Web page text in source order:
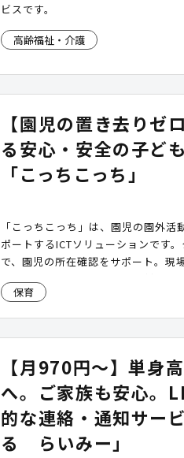
ビスです。
高齢福祉・介護
【園児の置き去りゼ
る安心・安全の子ど
「こっちこっち」
「こっちこっち」は、園児の園外
ポートするICTソリューションです
で、園児の所在確認をサポート。現
できる環境を整え、保護者に対する
します。
保育
【月970円～】単身
へ。ご家族も安心。
的な連絡・通知サー
る らいみー」